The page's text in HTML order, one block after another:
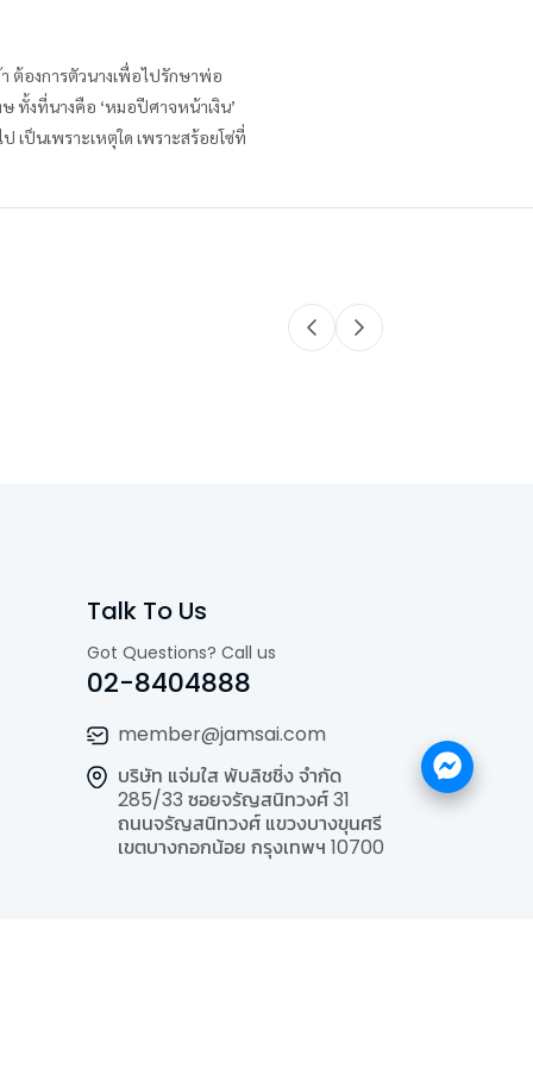
ต้องการตัวนางเพื่อไปรักษาพ่อ
ทั้งที่นางคือ ‘หมอปีศาจหน้าเงิน’
เป็นเพราะเหตุใด เพราะสร้อยโซ่ที่
Talk To Us
Got Questions? Call us
02-8404888
member@jamsai.com
บริษัท แจ่มใส พับลิชชิ่ง จำกัด
285/33 ซอยจรัญสนิทวงศ์ 31
ถนนจรัญสนิทวงศ์ แขวงบางขุนศรี
เขตบางกอกน้อย กรุงเทพฯ 10700